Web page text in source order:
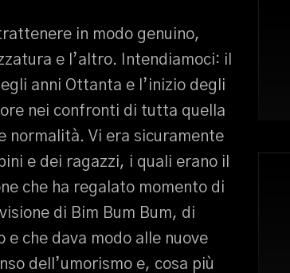
in modo genuino,
e l’altro. Intendiamoci: il
anni Ottanta e l’inizio degli
nei confronti di tutta quella
normalità. Vi era sicuramente
e dei ragazzi, i quali erano il
che ha regalato momento di
di Bim Bum Bum, di
che dava modo alle nuove
dell’umorismo e, cosa più